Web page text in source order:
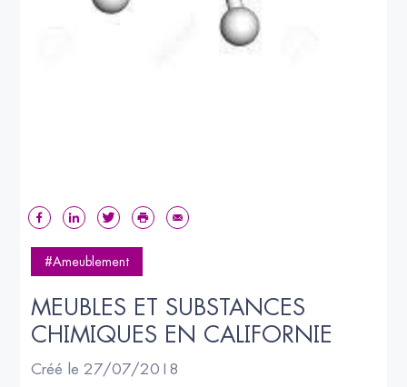
#Ameublement
MEUBLES ET SUBSTANCES
CHIMIQUES EN CALIFORNIE
Créé le 27/07/2018